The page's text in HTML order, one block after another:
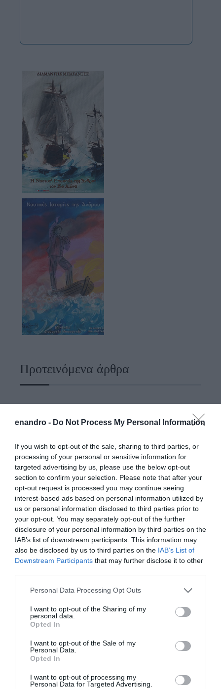
enandro - Do Not Process My Personal Information
If you wish to opt-out of the sale, sharing to third parties, or
processing of your personal or sensitive information for
targeted advertising by us, please use the below opt-out
section to confirm your selection. Please note that after your
opt-out request is processed you may continue seeing
interest-based ads based on personal information utilized by
us or personal information disclosed to third parties prior to
your opt-out. You may separately opt-out of the further
disclosure of your personal information by third parties on the
IAB’s list of downstream participants. This information may
also be disclosed by us to third parties on the IAB’s List of
Downstream Participants that may further disclose it to other
Please note that this website/app uses one or more Google
not limited to your visit or usage behaviour. You may click to
grant or deny consent to Google and its third-party tags to
use your data for below specified purposes in below Google
consent section.
Personal Data Processing Opt Outs
I want to opt-out of the Sharing of my
personal data.
Opted In
I want to opt-out of the Sale of my
Personal Data.
Opted In
I want to opt-out of processing my
Personal Data for Targeted Advertising.
Προτεινόμενα άρθρα
ΡΑΦΗΝΑ ΣΤΟ «ΤΕΛΕΥΤΑΙΟ ΜΠΑΡΚΟ» ΤΟΥ
Απαράδεκτη εμπειρία στη Ραφήνα. Φωτογραφίες από
βίντεο εκείνης της ώρας…
ΑΠΟΚΛΕΙΣΤΙΚΟ: «ΕΤΣΙ ΑΝΑΚΑΛΥΨΑ ΤΟ
ΣΗΜΑΝΤΙΚΟ ΑΡΧΑΙΟ ΝΑΥΑΓΙΟ ΤΗΣ ΑΝΔΡΟΥ!…»
«ΑΥΤΗ ΤΗΝ ΑΝΔΡΟ ΘΕΛΟΥΜΕ…»
ΚΑΙ ΟΔΟΣ ΠΑΛΑIΟΚΡΑΣΣΑ! ΚΑΙ
ΑΝΕΜΟΓΕΝΝΗΤΡΙΕΣ ΓΙΟΚ!…
06/08/2026
Η νεολαία της Άνδρου είναι